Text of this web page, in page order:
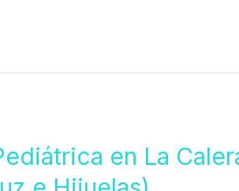
en La